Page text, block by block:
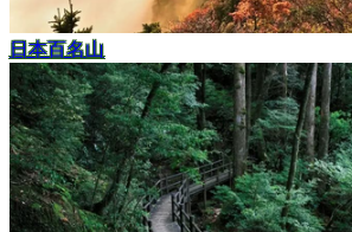
日本百名山